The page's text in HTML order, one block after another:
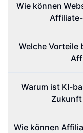
Wie können
Welche Vorteile
Warum ist KI-
Zukunft
Wie können